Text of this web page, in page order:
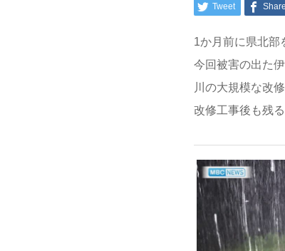
Tweet Share
1か月前に県北部
今回被害の出た
川の大規模な改
改修工事後も残